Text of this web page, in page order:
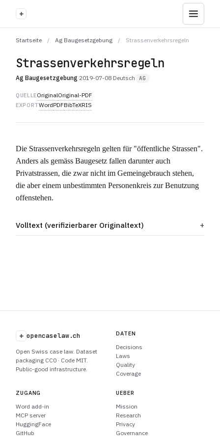
+
Startseite / Ag Baugesetzgebung / Strassenverkehrsregeln
Strassenverkehrsregeln
Ag Baugesetzgebung·2019-07-08·Deutsch AG
QUELLEOriginalOriginal-PDF
EXPORTWordPDFBibTeXRIS
Die Strassenverkehrsregeln gelten für "öffentliche Strassen".
Anders als gemäss Baugesetz fallen darunter auch
Privatstrassen, die zwar nicht im Gemeingebrauch stehen,
die aber einem unbestimmten Personenkreis zur Benutzung
offenstehen.
Volltext (verifizierbarer Originaltext)
+ opencaselaw.ch
Open Swiss case law. Dataset
packaging CC0 · Code MIT.
Public-good infrastructure.
DATEN
Decisions
Laws
Quality
Coverage
ZUGANG
Word add-in
MCP server
HuggingFace
GitHub
UEBER
Mission
Research
Privacy
Governance